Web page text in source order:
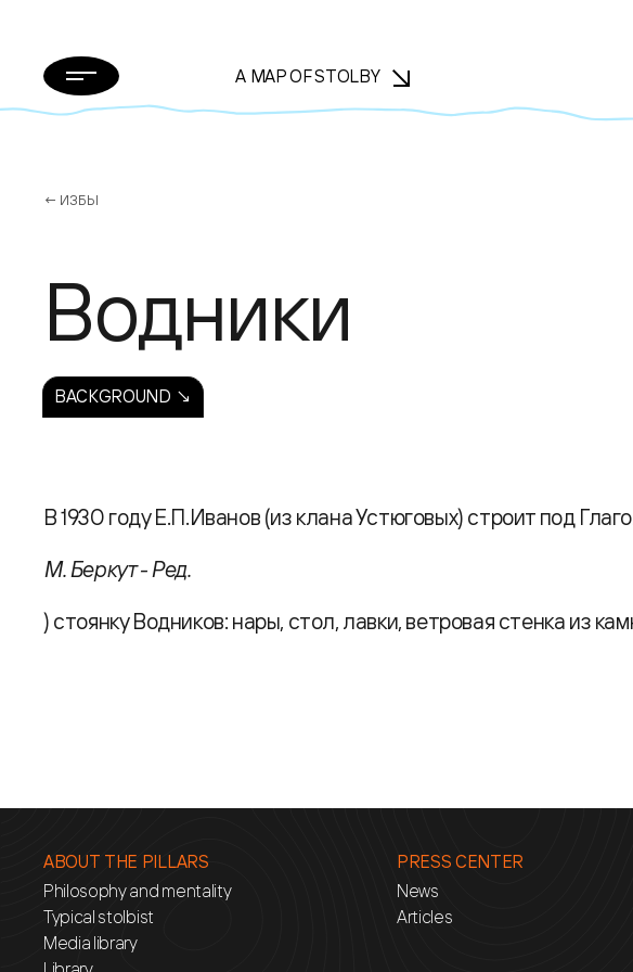
A MAP OF STOLBY
← ИЗБЫ
Водники
BACKGROUND ↘
В 1930 году Е.П.Иванов (из клана Устюговых) строит под
М. Беркут - Ред.
) стоянку Водников: нары, стол, лавки, ветровая стенка из
ABOUT THE PILLARS
Philosophy and mentality
Typical stolbist
Media library
PRESS CENTER
News
Articles